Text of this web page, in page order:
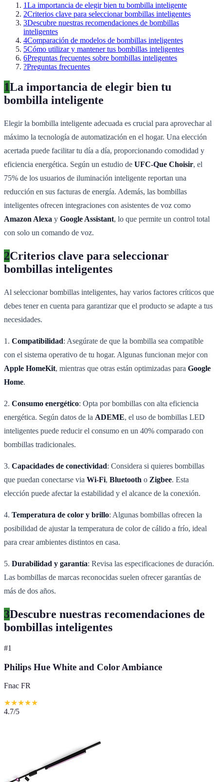
1La importancia de elegir bien tu bombilla inteligente
2Criterios clave para seleccionar bombillas inteligentes
3Descubre nuestras recomendaciones de bombillas
inteligentes
4Comparación de modelos de bombillas inteligentes
5Cómo utilizar y mantener tus bombillas inteligentes
6Preguntas frecuentes sobre bombillas inteligentes
?Preguntas frecuentes
1La importancia de elegir bien tu
bombilla inteligente
Elegir la bombilla inteligente adecuada es crucial para aprovechar al
máximo la tecnología de automatización en el hogar. Una elección
acertada puede facilitar tu día a día, proporcionando comodidad y
eficiencia energética. Según un estudio de UFC-Que Choisir, el
75% de los usuarios de iluminación inteligente reportan una
reducción en sus facturas de energía. Además, las bombillas
inteligentes ofrecen integraciones con asistentes de voz como
Amazon Alexa y Google Assistant, lo que permite un control total
con solo un comando de voz.
2Criterios clave para seleccionar
bombillas inteligentes
Al seleccionar bombillas inteligentes, hay varios factores críticos que
debes tener en cuenta para garantizar que el producto se adapte a tus
necesidades.
1. Compatibilidad: Asegúrate de que la bombilla sea compatible
con el sistema operativo de tu hogar. Algunas funcionan mejor con
Apple HomeKit, mientras que otras están optimizadas para Google
Home.
2. Consumo energético: Opta por bombillas con alta eficiencia
energética. Según datos de la ADEME, el uso de bombillas LED
inteligentes puede reducir el consumo en un 40% comparado con
bombillas tradicionales.
3. Capacidades de conectividad: Considera si quieres bombillas
que puedan conectarse via Wi-Fi, Bluetooth o Zigbee. Esta
elección puede afectar la estabilidad y el alcance de la conexión.
4. Temperatura de color y brillo: Algunas bombillas ofrecen la
posibilidad de ajustar la temperatura de color de cálido a frío, ideal
para crear ambientes distintos en casa.
5. Durabilidad y garantía: Revisa las especificaciones de duración.
Las bombillas de marcas reconocidas suelen ofrecer garantías de
más de dos años.
3Descubre nuestras recomendaciones de
bombillas inteligentes
#1
Philips Hue White and Color Ambiance
Fnac FR
★★★★★
4.7/5